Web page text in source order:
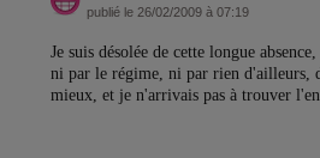
publié le 26/02/2009 à 07:19
Je suis désolée de cette longue
ni par le régime, ni par rien d'ailleurs,
mieux, et je n'arrivais pas à trouver